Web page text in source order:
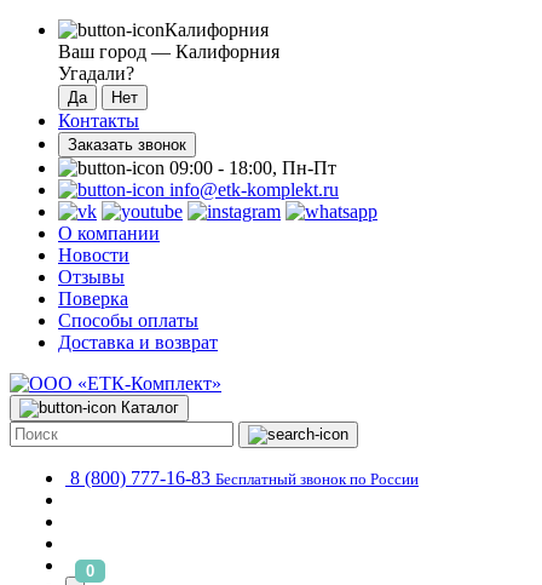
Калифорния
Ваш город — Калифорния
Угадали?
Контакты
Заказать звонок
09:00 - 18:00, Пн-Пт
info@etk-komplekt.ru
О компании
Новости
Отзывы
Поверка
Способы оплаты
Доставка и возврат
Каталог
8 (800) 777-16-83 Бесплатный звонок по России
0